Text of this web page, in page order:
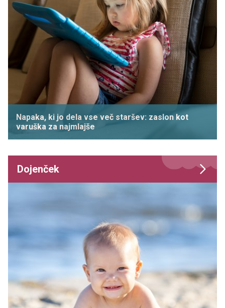
Napaka, ki jo dela vse več staršev: zaslon kot
varuška za najmlajše
Dojenček